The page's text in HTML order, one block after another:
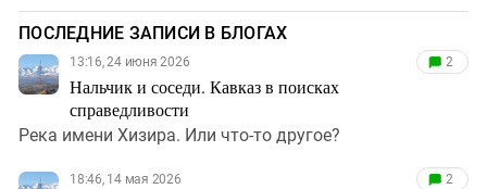
ПОСЛЕДНИЕ ЗАПИСИ В БЛОГАХ
13:16, 24 июня 2026
Нальчик и соседи. Кавказ в поисках
справедливости
2
Река имени Хизира. Или что-то другое?
18:46, 14 мая 2026 2